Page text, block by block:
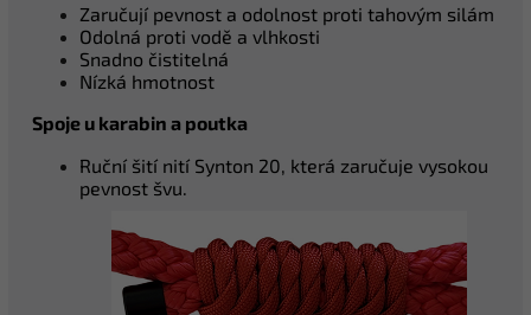
Zaručují pevnost a odolnost proti tahovým silám
Odolná proti vodě a vlhkosti
Snadno čistitelná
Nízká hmotnost
Spoje u karabin a poutka
Ruční šití nití Synton 20, která zaručuje vysokou
pevnost švu.